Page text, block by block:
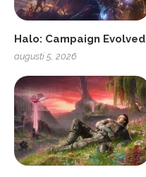
Halo: Campaign Evolved
augusti 5, 2026